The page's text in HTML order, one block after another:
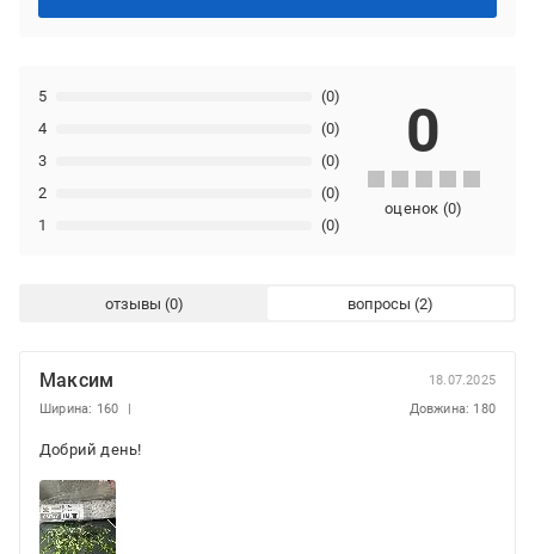
1 (0)
2 (0)
3 (0)
4 (0)
5 (0)
0
оценок (0)
отзывы вопросы
Максим
18.07.2025
Ширина: 160
Довжина: 180
Добрий день!